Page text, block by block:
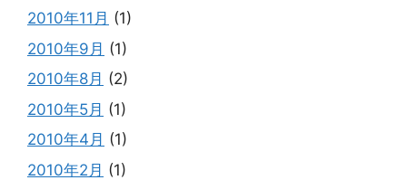
2010年11月 (1)
2010年9月 (1)
2010年8月 (2)
2010年5月 (1)
2010年4月 (1)
2010年2月 (1)